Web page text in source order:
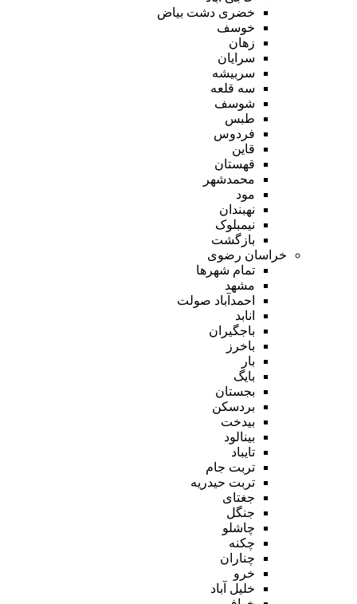
خضری دشت بیاض
خوسف
زهان
سرایان
سربیشه
سه قلعه
شوسف
طبس
فردوس
قاین
قهستان
محمدشهر
مود
نهبندان
نیمبلوک
بازگشت
خراسان رضوی
تمام شهر‌ها
مشهد
احمدآباد صولت
انابد
باجگیران
باخرز
بار
بایگ
بجستان
بردسکن
بیدخت
بینالود
تایباد
تربت جام
تربت حیدریه
جغتای
جنگل
چاشلو
چکنه
چناران
خرو
خلیل آباد